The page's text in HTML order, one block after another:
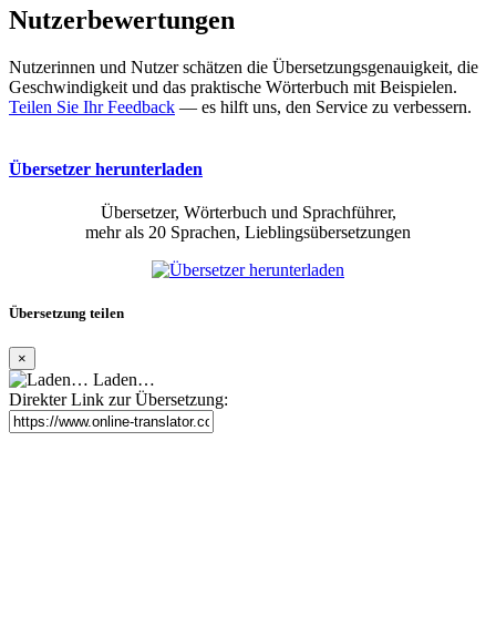
Nutzerbewertungen
Nutzerinnen und Nutzer schätzen die Übersetzungsgenauigkeit, die
Geschwindigkeit und das praktische Wörterbuch mit Beispielen.
Teilen Sie Ihr Feedback — es hilft uns, den Service zu verbessern.
Übersetzer herunterladen
Übersetzer, Wörterbuch und Sprachführer,
mehr als 20 Sprachen, Lieblingsübersetzungen
Übersetzung teilen
×
Laden…
Direkter Link zur Übersetzung: